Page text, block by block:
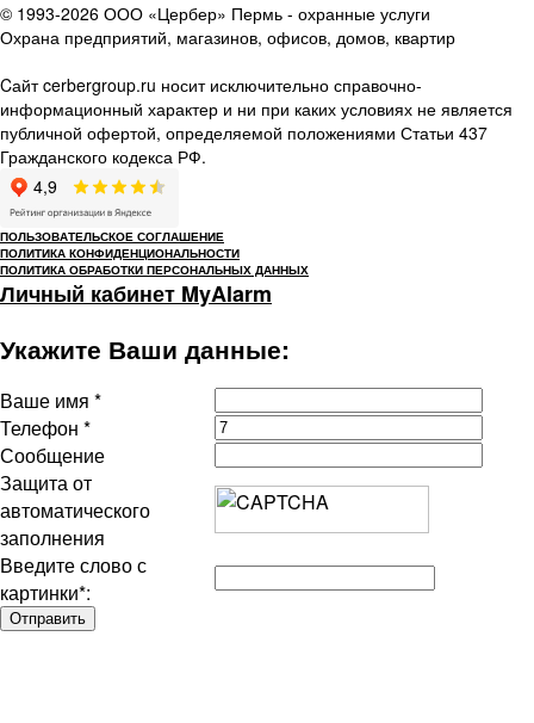
© 1993-2026 ООО «Цербер» Пермь - охранные услуги
Охрана предприятий, магазинов, офисов, домов, квартир
Cайт cerbergroup.ru носит исключительно справочно-
информационный характер и ни при каких условиях не является
публичной офертой, определяемой положениями Статьи 437
Гражданского кодекса РФ.
ПОЛЬЗОВАТЕЛЬСКОЕ СОГЛАШЕНИЕ
ПОЛИТИКА КОНФИДЕНЦИОНАЛЬНОСТИ
ПОЛИТИКА ОБРАБОТКИ ПЕРСОНАЛЬНЫХ ДАННЫХ
Личный кабинет MyAlarm
Укажите Ваши данные:
Ваше имя *
Телефон *
Сообщение
Защита от
автоматического
заполнения
Введите слово с
картинки*: